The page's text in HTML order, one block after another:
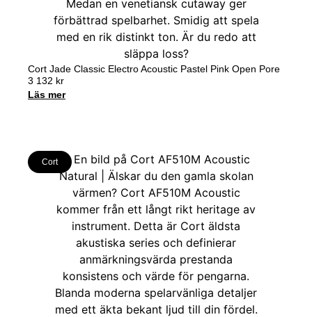
Cort Jade Classic Electro Acoustic Pastel Pink Open Pore
3 132 kr
Läs mer
Cort